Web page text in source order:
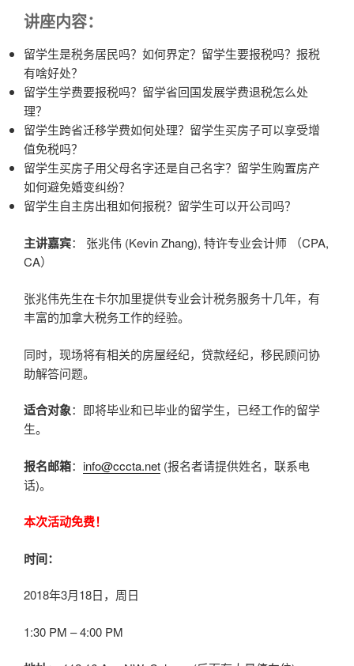
讲座内容：
留学生是税务居民吗？如何界定？留学生要报税吗？报税
有啥好处？
留学生学费要报税吗？留学省回国发展学费退税怎么处
理？
留学生跨省迁移学费如何处理？留学生买房子可以享受增
值免税吗？
留学生买房子用父母名字还是自己名字？留学生购置房产
如何避免婚变纠纷？
留学生自主房出租如何报税？留学生可以开公司吗？
主讲嘉宾： 张兆伟 (Kevin Zhang), 特许专业会计师 （CPA,
CA）
张兆伟先生在卡尔加里提供专业会计税务服务十几年，有
丰富的加拿大税务工作的经验。
同时，现场将有相关的房屋经纪，贷款经纪，移民顾问协
助解答问题。
适合对象：即将毕业和已毕业的留学生，已经工作的留学
生。
报名邮箱： info@cccta.net (报名者请提供姓名，联系电
话)。
本次活动免费！
时间：
2018年3月18日，周日
1:30 PM – 4:00 PM